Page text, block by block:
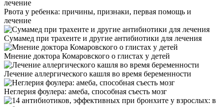
Рвота у ребенка: причины, признаки, первая помощь и
лечение
Сумамед при трахеите и другие антибиотики для лечения
Мнение доктора Комаровского о глистах у детей
Лечение аллергического кашля во время беременности
Неглерия фоулера: амеба, способная съесть мозг